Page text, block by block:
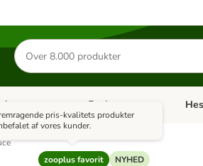
Søg
efter
produkter
kategori menu: GnaverÅben kategori menu: Fisk
Fugl
zooplus favorit
pris-kvalitets produkter
af vores kunder.
NYHED